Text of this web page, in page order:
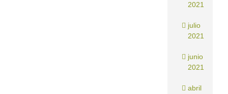
2021
julio
2021
junio
2021
abril